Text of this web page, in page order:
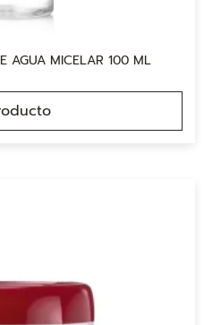
AGUA MICELAR 100 ML